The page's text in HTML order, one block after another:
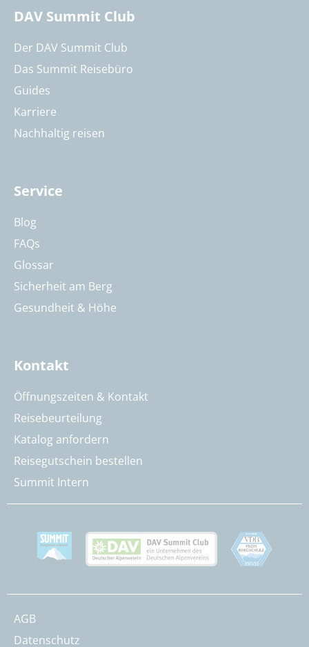
DAV Summit Club
Der DAV Summit Club
Das Summit Reisebüro
Guides
Karriere
Nachhaltig reisen
Service
Blog
FAQs
Glossar
Sicherheit am Berg
Gesundheit & Höhe
Kontakt
Öffnungszeiten & Kontakt
Reisebeurteilung
Katalog anfordern
Reisegutschein bestellen
Summit Intern
AGB
Datenschutz